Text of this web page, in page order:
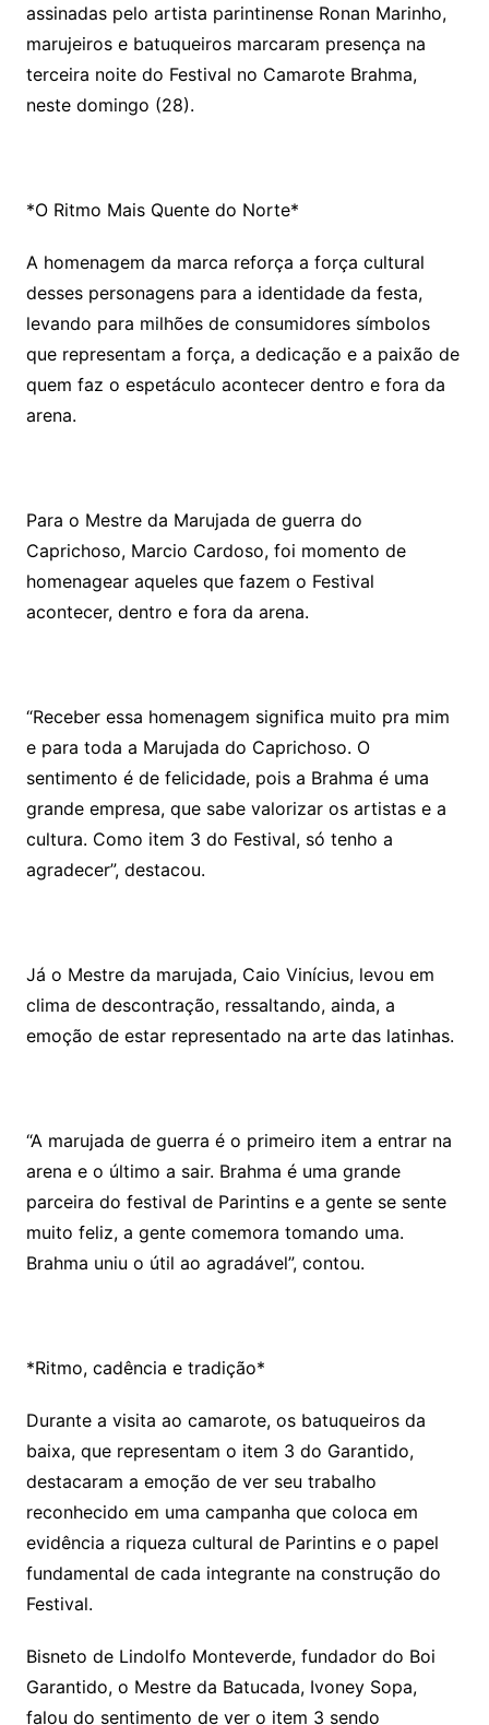
assinadas pelo artista parintinense Ronan Marinho,
marujeiros e batuqueiros marcaram presença na
terceira noite do Festival no Camarote Brahma,
neste domingo (28).
*O Ritmo Mais Quente do Norte*
A homenagem da marca reforça a força cultural
desses personagens para a identidade da festa,
levando para milhões de consumidores símbolos
que representam a força, a dedicação e a paixão de
quem faz o espetáculo acontecer dentro e fora da
arena.
Para o Mestre da Marujada de guerra do
Caprichoso, Marcio Cardoso, foi momento de
homenagear aqueles que fazem o Festival
acontecer, dentro e fora da arena.
“Receber essa homenagem significa muito pra mim
e para toda a Marujada do Caprichoso. O
sentimento é de felicidade, pois a Brahma é uma
grande empresa, que sabe valorizar os artistas e a
cultura. Como item 3 do Festival, só tenho a
agradecer”, destacou.
Já o Mestre da marujada, Caio Vinícius, levou em
clima de descontração, ressaltando, ainda, a
emoção de estar representado na arte das latinhas.
“A marujada de guerra é o primeiro item a entrar na
arena e o último a sair. Brahma é uma grande
parceira do festival de Parintins e a gente se sente
muito feliz, a gente comemora tomando uma.
Brahma uniu o útil ao agradável”, contou.
*Ritmo, cadência e tradição*
Durante a visita ao camarote, os batuqueiros da
baixa, que representam o item 3 do Garantido,
destacaram a emoção de ver seu trabalho
reconhecido em uma campanha que coloca em
evidência a riqueza cultural de Parintins e o papel
fundamental de cada integrante na construção do
Festival.
Bisneto de Lindolfo Monteverde, fundador do Boi
Garantido, o Mestre da Batucada, Ivoney Sopa,
falou do sentimento de ver o item 3 sendo